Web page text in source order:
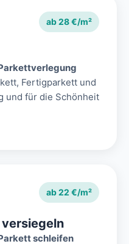
ab 28 €/m²
Fertigparkett und
und für die Schönheit
ab 22 €/m²
schleifen